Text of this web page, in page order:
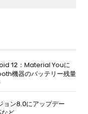
12：Material Youに
機器のバッテリー残量
ン8.0にアップデー